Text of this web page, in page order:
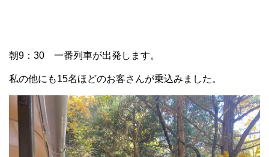
朝9：30 一番列車が出発します。
私の他にも15名ほどのお客さんが乗込みました。